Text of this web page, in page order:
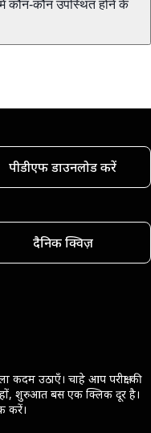
कौन-कौन उपस्थित होने के
पीडीएफ डाउनलोड करें
दैनिक क्विज़
कदम उठाएँ। चाहे आप परीक्षा की
हों, शुरुआत बस एक क्लिक दूर है।
करें।